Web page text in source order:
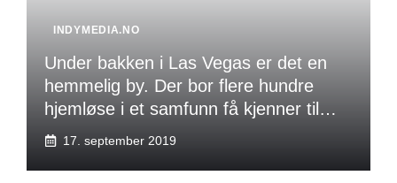
INDYMEDIA.NO
Under bakken i Las Vegas er det en
hemmelig by. Der bor flere hundre
hjemløse i et samfunn få kjenner til…
17. september 2019